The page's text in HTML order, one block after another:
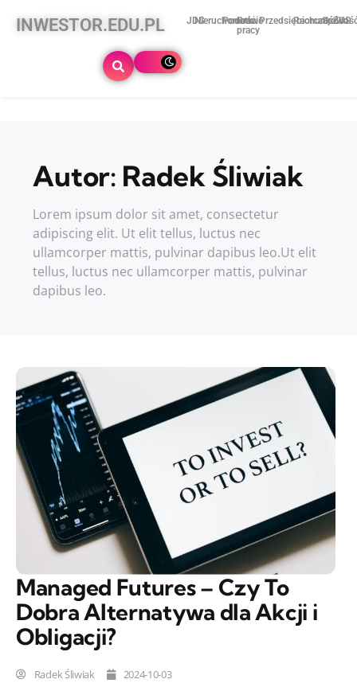
INWESTOR.EDU.PL JDGNieruchomości
Podatki
Prawo
pracy
Przedsiębiorczość
Spółki
ZUS
Autor: Radek Śliwiak
Lorem ipsum dolor sit amet, consectetur
adipiscing elit. Ut elit tellus, luctus nec
ullamcorper mattis, pulvinar dapibus leo.Ut elit
tellus, luctus nec ullamcorper mattis, pulvinar
dapibus leo.
Managed Futures – Czy To
Dobra Alternatywa dla Akcji i
Obligacji?
Radek Śliwiak 2024-10-03